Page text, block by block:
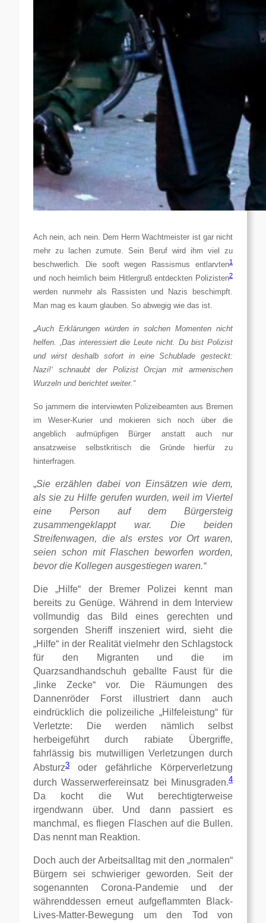
Ach nein, ach nein. Dem Herrn Wachtmeister ist gar nicht
mehr zu
lachen zumute. Sein Beruf wird ihm viel zu
beschwerlich.
Die sooft wegen Rassismus entlarvten1
und noch heimlich beim Hitlergruß entdeckten Polizisten2
werden nunmehr als Rassisten und Nazis beschimpft.
Man mag es kaum glauben. So abwegig wie das ist.
„Auch Erklärungen würden in solchen Momenten nicht
helfen. ‚Das interessiert die Leute nicht. Du bist Polizist
und wirst deshalb sofort in eine Schublade gesteckt:
Nazi!‘ schnaubt der Polizist Orcjan mit armenischen
Wurzeln und berichtet weiter.“
So jammern die interviewten Polizeibeamten aus Bremen
im Weser-Kurier und mokierensich noch über die
angeblichaufmüpfigen Bürger anstatt auch nur
ansatzweise selbstkritisch die Gründehierfür zu
hinterfragen.
„Sie erzählen dabei von Einsätzen wie dem,
als sie zu Hilfe gerufen wurden, weil im Viertel
eine Person auf dem Bürgersteig
zusammengeklappt war. Die beiden
Streifenwagen, die als erstes vor Ort waren,
seien schon mit Flaschen beworfen worden,
bevor die Kollegen ausgestiegen waren.“
Die „Hilfe“ der Bremer Polizei kennt man
bereits zu Genüge. Während in dem Interview
vollmundig das Bild eines gerechten und
sorgenden Sheriff inszeniert wird, sieht die
„Hilfe“ in der Realität vielmehr den Schlagstock
für den Migranten und die im
Quarzsandhandschuh geballte Faust für die
„linke Zecke“ vor. Die Räumungen des
Dannenröder Forst illustriert dann auch
eindrücklich die polizeiliche „Hilfeleistung“ für
Verletzte: Die werden nämlich selbst
herbeigeführt durch rabiate Übergriffe,
fahrlässig bis mutwilligen Verletzungen durch
Absturz3 oder gefährliche Körperverletzung
durch Wasserwerfereinsatz bei Minusgraden.4
Da kocht die Wut berechtigterweise
irgendwann über. Und dann passiert es
manchmal, es fliegen Flaschen auf die Bullen.
Das nennt man Reaktion.
Doch auch der Arbeitsalltag mit den „normalen“
Bürgern sei schwieriger geworden. Seit der
sogenannten Corona-Pandemie und der
währenddessen erneut aufgeflammten Black-
Lives-Matter-Bewegung um den Tod von